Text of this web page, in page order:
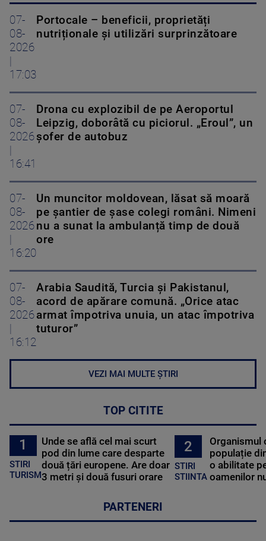
07-
08-
2026
17:03
Portocale – beneficii, proprietăți
nutriționale și utilizări surprinzătoare
07-
08-
2026
16:41
Drona cu explozibil de pe Aeroportul
Leipzig, doborâtă cu piciorul. „Eroul”, un
șofer de autobuz
07-
08-
2026
16:20
Un muncitor moldovean, lăsat să moară
pe șantier de șase colegi români. Nimeni
nu a sunat la ambulanță timp de două
ore
07-
08-
2026
16:12
Arabia Saudită, Turcia și Pakistanul,
acord de apărare comună. „Orice atac
armat împotriva unuia, un atac împotriva
tuturor”
VEZI MAI MULTE ȘTIRI
TOP CITITE
1
STIRI
TURISM
Unde se află cel mai scurt
pod din lume care desparte
două țări europene. Are doar
3 metri și două fusuri orare
2
STIRI
STIINTA
Organismul
populație
o abilitate
oamenilor
PARTENERI